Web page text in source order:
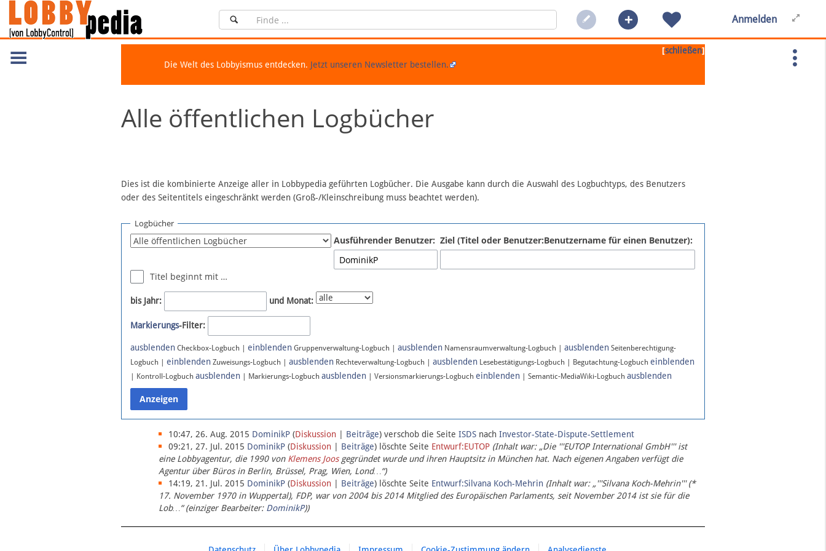
Anmelden
[schließen]
Die Welt des Lobbyismus entdecken. Jetzt unseren Newsletter bestellen.
Alle öffentlichen Logbücher
Dies ist die kombinierte Anzeige aller in Lobbypedia geführten Logbücher. Die Ausgabe kann durch die Auswahl des Logbuchtyps, des Benutzers
oder des Seitentitels eingeschränkt werden (Groß-/Kleinschreibung muss beachtet werden).
Logbücher
Ausführender Benutzer: Ziel (Titel oder Benutzer:Benutzername für einen Benutzer):
Titel beginnt mit …
bis Jahr: und Monat:
Markierungs-Filter:
ausblenden Checkbox-Logbuch | einblenden Gruppenverwaltung-Logbuch | ausblenden Namensraumverwaltung-Logbuch | ausblenden Seitenberechtigung-
Logbuch | einblenden Zuweisungs-Logbuch | ausblenden Rechteverwaltung-Logbuch | ausblenden Lesebestätigungs-Logbuch | Begutachtung-Logbuch einblenden
| Kontroll-Logbuch ausblenden | Markierungs-Logbuch ausblenden | Versionsmarkierungs-Logbuch einblenden | Semantic-MediaWiki-Logbuch ausblenden
10:47, 26. Aug. 2015 DominikP (Diskussion | Beiträge) verschob die Seite ISDS nach Investor-State-Dispute-Settlement
09:21, 27. Jul. 2015 DominikP (Diskussion | Beiträge) löschte Seite Entwurf:EUTOP (Inhalt war: „Die '''EUTOP International GmbH''' ist
eine Lobbyagentur, die 1990 von Klemens Joosgegründet wurde und ihren Hauptsitz in München hat. Nach eigenen Angaben verfügt die
Agentur über Büros in Berlin, Brüssel, Prag, Wien, Lond…“)
14:19, 21. Jul. 2015 DominikP (Diskussion | Beiträge) löschte Seite Entwurf:Silvana Koch-Mehrin (Inhalt war: „'''Silvana Koch-Mehrin''' (*
17. November 1970 in Wuppertal), FDP, war von 2004 bis 2014 Mitglied des Europäischen Parlaments, seit November 2014 ist sie für die
Lob…“ (einziger Bearbeiter: DominikP))